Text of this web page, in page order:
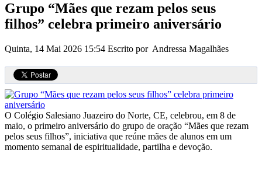
Grupo “Mães que rezam pelos seus
filhos” celebra primeiro aniversário
Quinta, 14 Mai 2026 15:54 Escrito por Andressa Magalhães
O Colégio Salesiano Juazeiro do Norte, CE, celebrou, em 8 de
maio, o primeiro aniversário do grupo de oração “Mães que rezam
pelos seus filhos”, iniciativa que reúne mães de alunos em um
momento semanal de espiritualidade, partilha e devoção.